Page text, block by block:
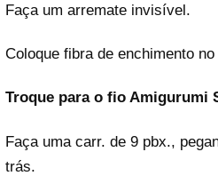
Faça um arremate invisível.
Coloque fibra de enchimento no
Troque para o fio Amigurumi
Faça uma carr. de 9 pbx.,
trás.